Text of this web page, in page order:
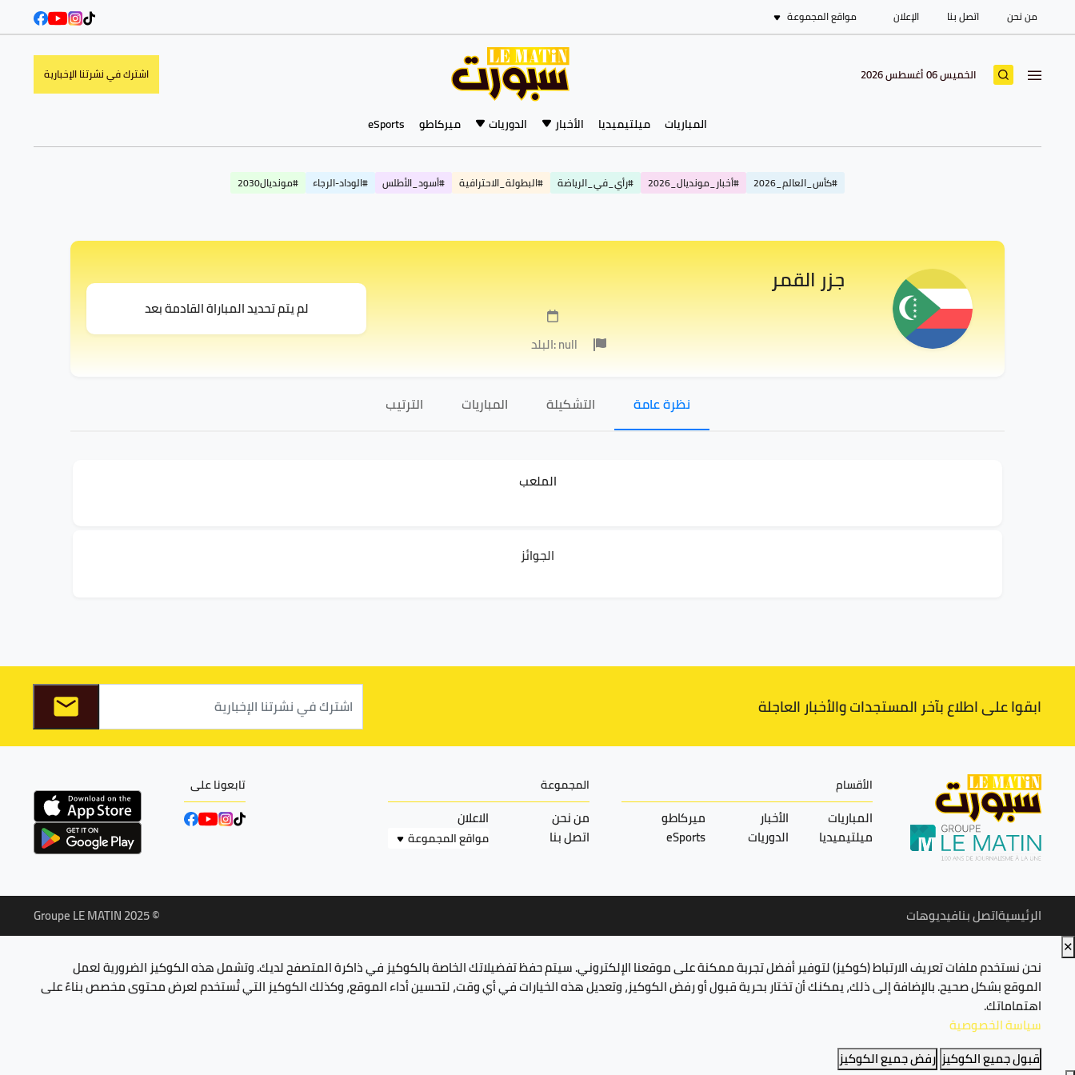
من نحن اتصل بنا الإعلان مواقع المجموعة
الخميس 06 أغسطس 2026 اشترك في نشرتنا الإخبارية
المباريات ميلتيميديا الأخبار الدوريات ميركاطو eSports
#كأس_العالم_2026 #أخبار_مونديال_2026 #رأي_في_الرياضة #البطولة_الاحترافية #أسود_الأطلس #الوداد-الرجاء #مونديال2030
جزر القمر
البلد: null
لم يتم تحديد المباراة القادمة بعد
نظرة عامة التشكيلة المباريات الترتيب
الملعب
الجوائز
ابقوا على اطلاع بآخر المستجدات والأخبار العاجلة
الأقسام
المباريات الأخبار
ميركاطو
ميلتيميديا
الدوريات eSports
المجموعة
من نحن
الاعلان
اتصل بنا
مواقع المجموعة
تابعونا على
الرئيسيةاتصل بنافيديوهات
© Groupe LE MATIN 2025
✕
نحن نستخدم ملفات تعريف الارتباط (كوكيز) لتوفير أفضل تجربة ممكنة على موقعنا الإلكتروني. سيتم حفظ تفضيلاتك الخاصة بالكوكيز في ذاكرة المتصفح لديك. وتشمل هذه الكوكيز الضرورية لعمل
الموقع بشكل صحيح. بالإضافة إلى ذلك، يمكنك أن تختار بحرية قبول أو رفض الكوكيز، وتعديل هذه الخيارات في أي وقت، لتحسين أداء الموقع، وكذلك الكوكيز التي تُستخدم لعرض محتوى مخصص بناءً على
اهتماماتك.
سياسة الخصوصية
قبول جميع الكوكيز رفض جميع الكوكيز